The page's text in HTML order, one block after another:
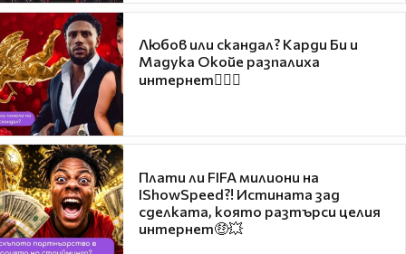
Любов или скандал? Карди Би и
Мадука Окойе разпалиха
интернет❤️‍🔥🔥
Плати ли FIFA милиони на
IShowSpeed?! Истината зад
сделката, която разтърси целия
интернет🤑💥